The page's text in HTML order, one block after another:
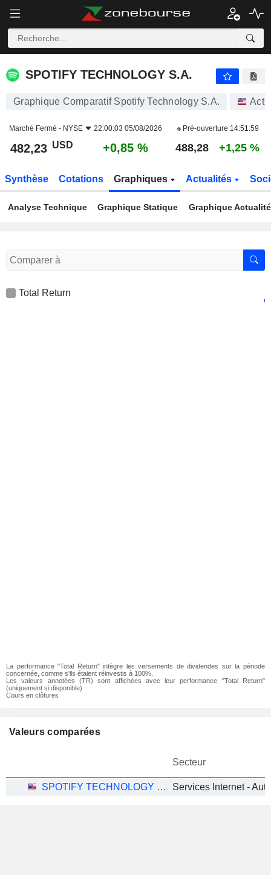
SPOTIFY TECHNOLOGY S.A.
SPOTIFY TECHNOLOGY S.A.
Graphique Comparatif Spotify Technology S.A.
Marché Fermé - NYSE 22:00:03 05/08/2026 Pré-ouverture 14:51:59
482,23 USD +0,85 % 488,28 +1,25 %
Synthèse Cotations Graphiques Actualités
Analyse Technique Graphique Statique Graphique
Total Return
La performance "Total Return" intègre les versements de dividendes sur la période
concernée, comme s'ils étaient réinvestis à 100%.
Les valeurs annotées (TR) sont affichées avec leur performance "Total Return"
(uniquement si disponible)
Cours en clôtures
Valeurs comparées
Secteur
SPOTIFY TECHNOLOGY S.A. Services Internet -